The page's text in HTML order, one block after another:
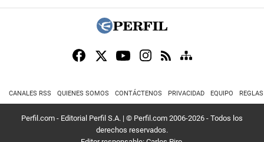
CANALES RSS QUIENES SOMOS CONTÁCTENOS PRIVACIDAD EQUIPO
Perfil.com - Editorial Perfil S.A. | © Perfil.com 2006-2026 - Todos los
derechos reservados.